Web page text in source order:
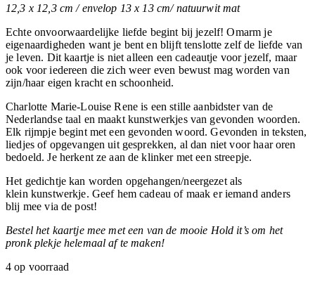
12,3 x 12,3 cm / envelop 13 x 13 cm/ natuurwit mat
Echte onvoorwaardelijke liefde begint bij jezelf! Omarm je
eigenaardigheden want je bent en blijft tenslotte zelf de liefde van
je leven. Dit kaartje is niet alleen een cadeautje voor jezelf, maar
ook voor iedereen die zich weer even bewust mag worden van
zijn/haar eigen kracht en schoonheid.
Charlotte Marie-Louise Rene is een stille aanbidster van de
Nederlandse taal en maakt kunstwerkjes van gevonden woorden.
Elk rijmpje begint met een gevonden woord. Gevonden in teksten,
liedjes of opgevangen uit gesprekken, al dan niet voor haar oren
bedoeld. Je herkent ze aan de klinker met een streepje.
Het gedichtje kan worden opgehangen/neergezet als
klein kunstwerkje. Geef hem cadeau of maak er iemand anders
blij mee via de post!
Bestel het kaartje mee met een van de mooie Hold it’s om het
pronk plekje helemaal af te maken!
4 op voorraad